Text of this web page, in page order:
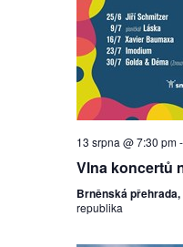
13 srpna @ 7:30 pm-
Vlna koncertů
Brněnská
republika